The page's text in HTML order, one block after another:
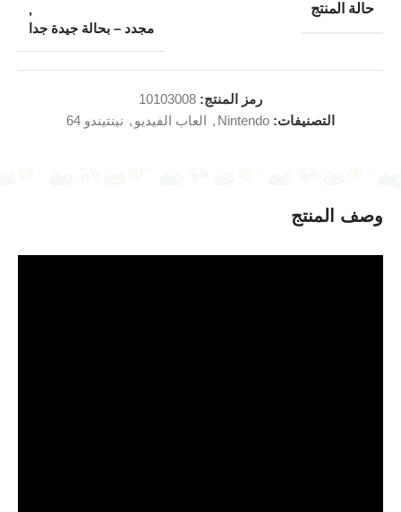
وصف المنتج
حالة المنتج
,
مجدد – بحالة جيدة جدا
رمز المنتج: 10103008
التصنيفات: Nintendo
, العاب الفيديو , نينتيندو 64